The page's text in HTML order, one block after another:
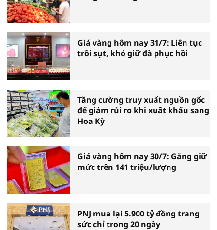
Giá vàng hôm nay 31/7: Liên tục
trồi sụt, khó giữ đà phục hồi
Tăng cường truy xuất nguồn gốc
để giảm rủi ro khi xuất khẩu sang
Hoa Kỳ
Giá vàng hôm nay 30/7: Gắng giữ
mức trên 141 triệu/lượng
PNJ mua lại 5.900 tỷ đồng trang
sức chỉ trong 20 ngày